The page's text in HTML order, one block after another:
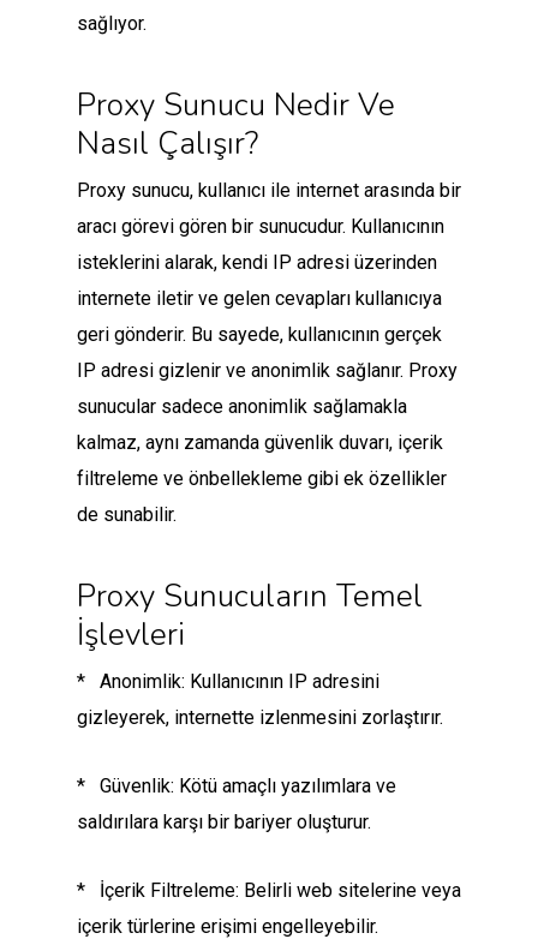
sağlıyor.
Proxy Sunucu Nedir Ve
Nasıl Çalışır?
Proxy sunucu, kullanıcı ile internet arasında bir
aracı görevi gören bir sunucudur. Kullanıcının
isteklerini alarak, kendi IP adresi üzerinden
internete iletir ve gelen cevapları kullanıcıya
geri gönderir. Bu sayede, kullanıcının gerçek
IP adresi gizlenir ve anonimlik sağlanır. Proxy
sunucular sadece anonimlik sağlamakla
kalmaz, aynı zamanda güvenlik duvarı, içerik
filtreleme ve önbellekleme gibi ek özellikler
de sunabilir.
Proxy Sunucuların Temel
İşlevleri
* Anonimlik: Kullanıcının IP adresini
gizleyerek, internette izlenmesini zorlaştırır.
* Güvenlik: Kötü amaçlı yazılımlara ve
saldırılara karşı bir bariyer oluşturur.
* İçerik Filtreleme: Belirli web sitelerine veya
içerik türlerine erişimi engelleyebilir.